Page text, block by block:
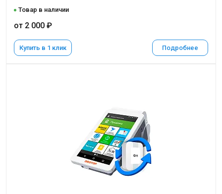
Товар в наличии
от 2 000 ₽
Купить в 1 клик Подробнее